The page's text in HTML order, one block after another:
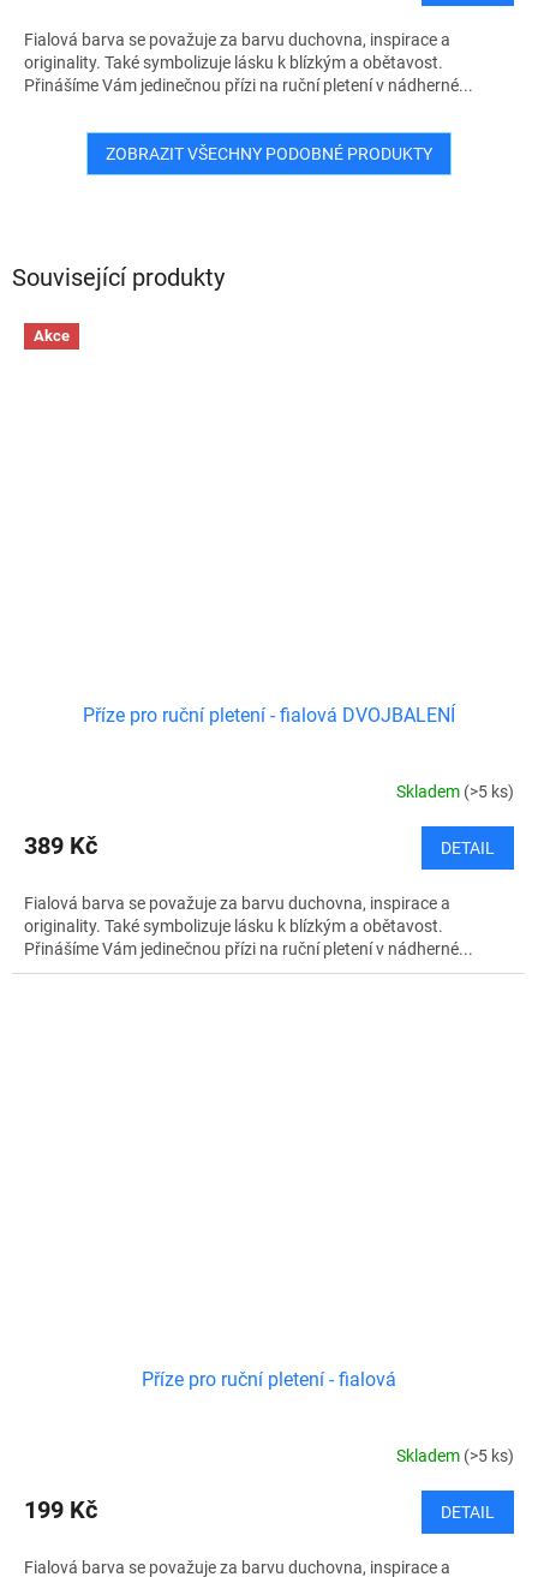
Související produkty
Akce
Příze pro ruční pletení - fialová DVOJBALENÍ
Skladem (>5 ks)
389 Kč DETAIL
Fialová barva se považuje za barvu duchovna, inspirace a
originality. Také symbolizuje lásku k blízkým a obětavost.
Přinášíme Vám jedinečnou přízi na ruční pletení v nádherné...
Příze pro ruční pletení - fialová
Skladem (>5 ks)
199 Kč DETAIL
Fialová barva se považuje za barvu duchovna, inspirace a
Fialová barva se považuje za barvu duchovna, inspirace a
originality. Také symbolizuje lásku k blízkým a obětavost.
Přinášíme Vám jedinečnou přízi na ruční pletení v nádherné...
ZOBRAZIT VŠECHNY PODOBNÉ PRODUKTY